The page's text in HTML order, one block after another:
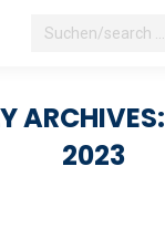
Search:
ARCHIVES:
2023